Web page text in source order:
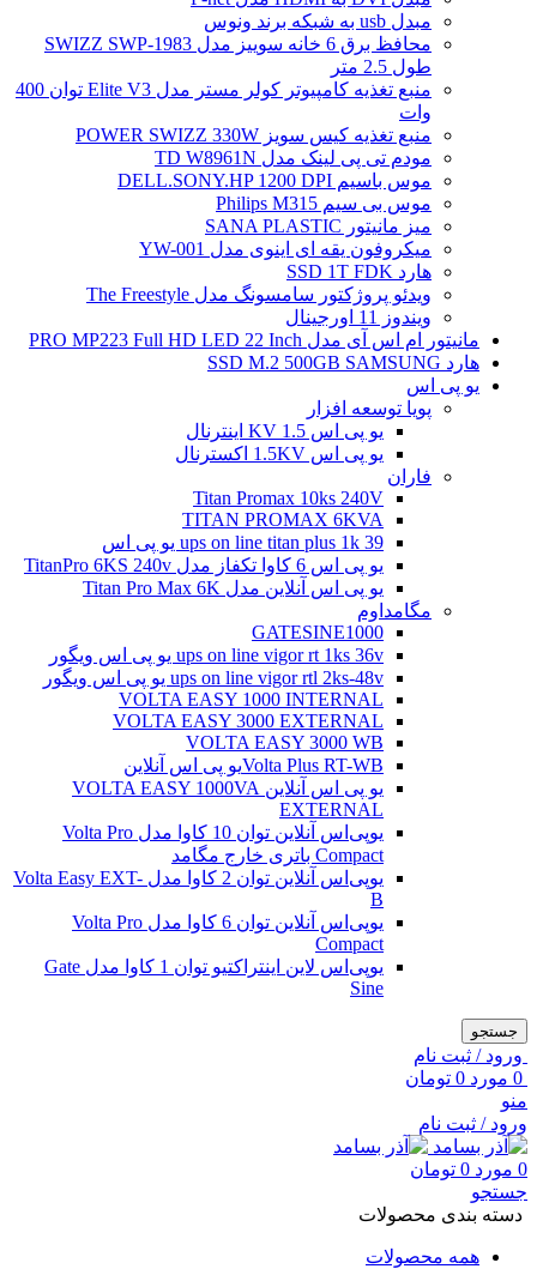
مبدل usb به شبکه برند ونوس
محافظ برق 6 خانه سوییز مدل SWIZZ SWP-1983
طول 2.5 متر
منبع تغذیه کامپیوتر کولر مستر مدل Elite V3 توان 400
وات
منبع تغذیه کیس سویز POWER SWIZZ 330W
مودم تی پی لینک مدل TD W8961N
موس باسیم DELL.SONY.HP 1200 DPI
موس بی سیم Philips M315
میز مانیتور SANA PLASTIC
میکروفون یقه ای اینوی مدل YW-001
هارد SSD 1T FDK
ویدئو پروژکتور سامسونگ مدل The Freestyle
ویندوز 11 اورجینال
مانیتور ام اس آی مدل PRO MP223 Full HD LED 22 Inch
هارد SSD M.2 500GB SAMSUNG
یو پی اس
پویا توسعه افزار
یو پی اس 1.5 KV اینترنال
یو پی اس 1.5KV اکسترنال
فاران
Titan Promax 10ks 240V
TITAN PROMAX 6KVA
ups on line titan plus 1k 39 یو پی اس
یو پی اس 6 کاوا تکفاز مدل TitanPro 6KS 240v
یو پی اس آنلاین مدل Titan Pro Max 6K
مگامداوم
GATESINE1000
ups on line vigor rt 1ks 36v یو پی اس ویگور
ups on line vigor rtl 2ks-48v یو پی اس ویگور
VOLTA EASY 1000 INTERNAL
VOLTA EASY 3000 EXTERNAL
VOLTA EASY 3000 WB
Volta Plus RT-WBیو پی اس آنلاین
یو پی اس آنلاین VOLTA EASY 1000VA
EXTERNAL
یو‌پی‌اس آنلاین توان 10 کاوا مدل Volta Pro
Compact باتری خارج مگامد
یو‌پی‌اس آنلاین توان 2 کاوا مدل Volta Easy EXT-
B
یو‌پی‌اس آنلاین توان 6 کاوا مدل Volta Pro
Compact
یو‌پی‌اس لاین اینتراکتیو توان 1 کاوا مدل Gate
Sine
جستجو
ورود / ثبت نام
0 مورد 0 تومان
منو
ورود / ثبت نام
0 مورد 0 تومان
جستجو
دسته بندی محصولات
همه محصولات